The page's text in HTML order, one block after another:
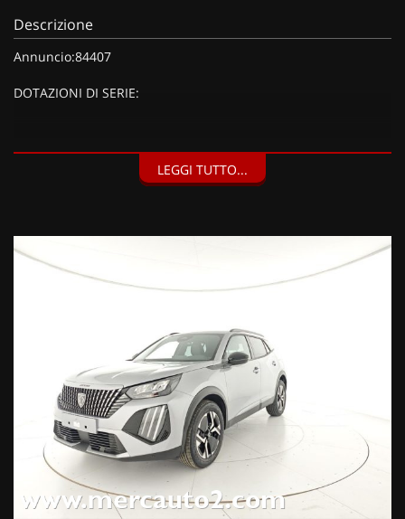
Descrizione
Annuncio:84407
DOTAZIONI DI SERIE:
Kit riparazione pneumatici (Compressore da 12 V) (20 EUR),
LEGGI TUTTO...